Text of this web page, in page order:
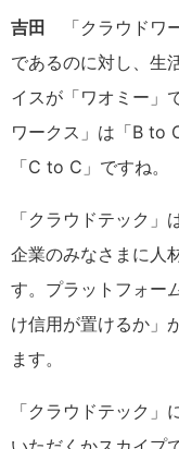
吉田
「クラウドワ
であるのに対し、生
イスが「ワオミー」
ワークス」は「B to
「C to C」ですね。
「クラウドテック」
企業のみなさまに人
す。プラットフォー
け信用が置けるか」
ます。
「クラウドテック